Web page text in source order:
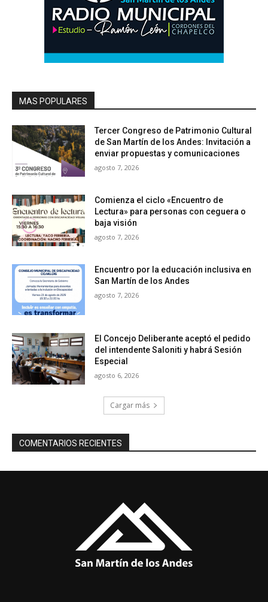
MAS POPULARES
Tercer Congreso de Patrimonio Cultural
de San Martín de los Andes: Invitación a
enviar propuestas y comunicaciones
agosto 7, 2026
Comienza el ciclo «Encuentro de
Lectura» para personas con ceguera o
baja visión
agosto 7, 2026
Encuentro por la educación inclusiva en
San Martín de los Andes
agosto 7, 2026
El Concejo Deliberante aceptó el pedido
del intendente Saloniti y habrá Sesión
Especial
agosto 6, 2026
Cargar más
COMENTARIOS RECIENTES